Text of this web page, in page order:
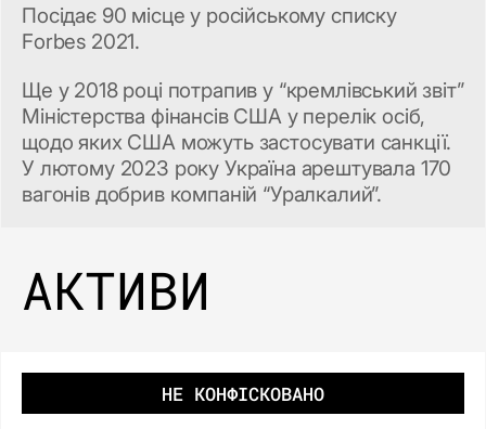
Посідає 90 місце у російському списку
Forbes 2021.
Ще у 2018 році потрапив у “кремлівський звіт”
Міністерства фінансів США у перелік осіб,
щодо яких США можуть застосувати санкції.
У лютому 2023 року Україна арештувала 170
вагонів добрив компаній “Уралкалий”.
АКТИВИ
НЕ КОНФІСКОВАНО